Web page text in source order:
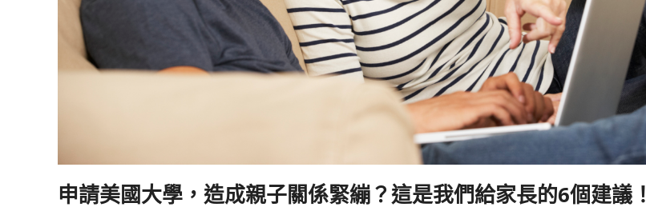
申請美國大學，造成親子關係緊繃？這是我們給家長的6個建議！